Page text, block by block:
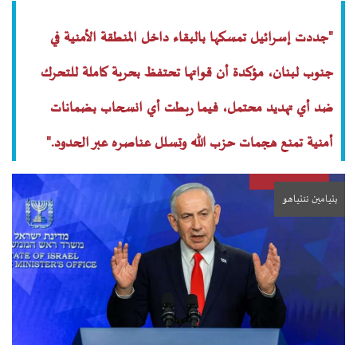
"جددت إسرائيل تمسكها بالبقاء داخل المنطقة الأمنية في
جنوب لبنان، مؤكدة أن قواتها تحتفظ بحرية كاملة للتحرك
ضد أي تهديد محتمل، فيما ربطت أي انسحاب بضمانات
أمنية تمنع هجمات حزب الله وتسلل عناصره عبر الحدود."
بنيامين نتنياهو